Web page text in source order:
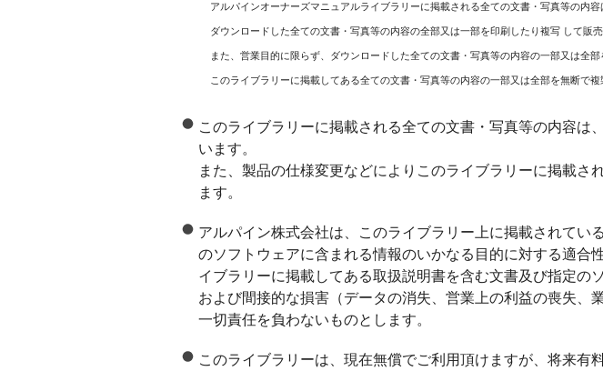
アルパインオーナーズマニュアルライブラリーに掲載される全ての文書・写真等の内
ダウンロードした全ての文書・写真等の内容の全部又は一部を印刷したり複写 して販
また、営業目的に限らず、ダウンロードした全ての文書・写真等の内容の一部又は全
このライブラリーに掲載してある全ての文書・写真等の内容の一部又は全部を無断で
このライブラリーに掲載される全ての文書・写真等の内容
います。
また、製品の仕様変更などによりこのライブラリーに掲載
ます。
アルパイン株式会社は、このライブラリー上に掲載されて
のソフトウェアに含まれる情報のいかなる目的に対する適合
イブラリーに掲載してある取扱説明書を含む文書及び指定
および間接的な損害（データの消失、営業上の利益の喪失、
一切責任を負わないものとします。
このライブラリーは、現在無償でご利用頂けますが、将来有